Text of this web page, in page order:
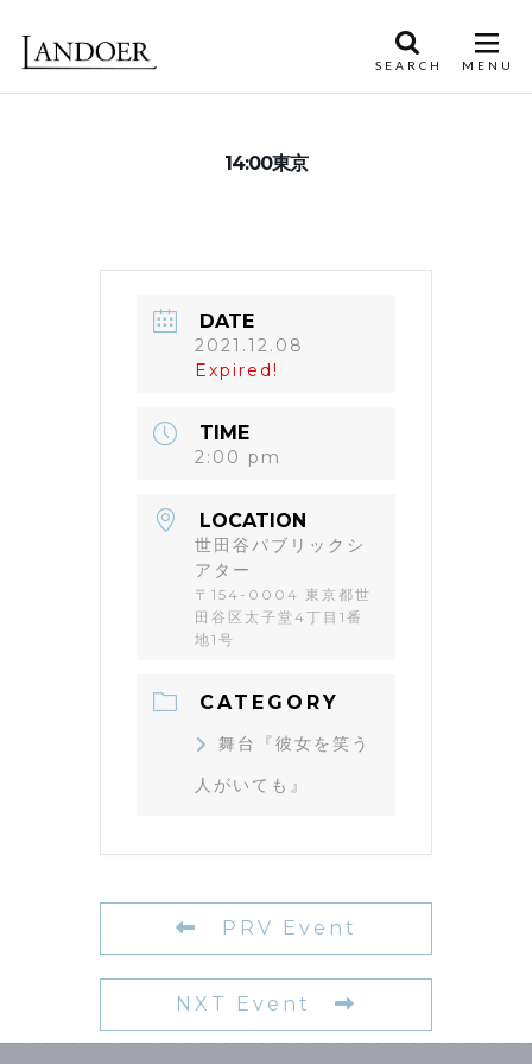
14:00東京
DATE
2021.12.08
Expired!
TIME
2:00 pm
LOCATION
世田谷パブリックシ
アター
〒154-0004 東京都世
田谷区太子堂4丁目1番
地1号
CATEGORY
舞台『彼女を笑う
人がいても』
PRV Event
NXT Event